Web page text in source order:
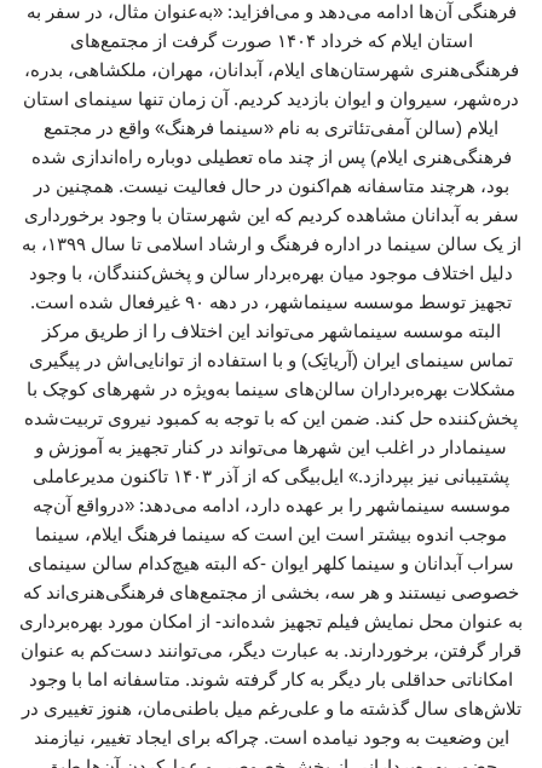
فرهنگی آن‌ها ادامه می‌دهد و می‌افزاید: «به‌عنوان مثال، در سفر به
استان ایلام که خرداد ۱۴۰۴ صورت گرفت از مجتمع‌های
فرهنگی‌هنری شهرستان‌های ایلام، آبدانان، مهران، ملکشاهی، بدره،
دره‌شهر، سیروان و ایوان بازدید کردیم. آن زمان تنها سینمای استان
ایلام (سالن آمفی‌تئاتری به نام «سینما فرهنگ» واقع در مجتمع
فرهنگی‌هنری ایلام) پس از چند ماه تعطیلی دوباره راه‌اندازی شده
بود، هرچند متاسفانه هم‌اکنون در حال فعالیت نیست. همچنین در
سفر به آبدانان مشاهده کردیم که این شهرستان با وجود برخورداری
از یک سالن سینما در اداره فرهنگ و ارشاد اسلامی تا سال ۱۳۹۹، به
دلیل اختلاف موجود میان بهره‌بردار سالن و پخش‌کنندگان، با وجود
تجهیز توسط موسسه سینماشهر، در دهه ۹۰ غیرفعال شده است.
البته موسسه سینماشهر می‌تواند این اختلاف را از طریق مرکز
تماس سینمای ایران (آریاتِک) و با استفاده از توانایی‌اش در پیگیری
مشکلات بهره‌برداران سالن‌های سینما به‌ویژه در شهرهای کوچک با
پ‍خش‌کننده حل کند. ضمن این که با توجه به کمبود نیروی تربیت‌شده
سینمادار در اغلب این شهرها می‌تواند در کنار تجهیز به آموزش و
پشتیبانی نیز بپردازد.» ایل‌بیگی که از آذر ۱۴۰۳ تاکنون مدیرعاملی
موسسه سینماشهر را بر عهده دارد، ادامه می‌دهد: «درواقع آن‌چه
موجب اندوه بیشتر است این است که سینما فرهنگ ایلام، سینما
سراب آبدانان و سینما کلهر ایوان -که البته هیچ‌کدام سالن سینمای
خصوصی نیستند و هر سه، بخشی از مجتمع‌های فرهنگی‌هنری‌اند که
به عنوان محل نمایش فیلم تجهیز شده‌اند- از امکان مورد بهره‌برداری
قرار گرفتن، برخوردارند. به عبارت دیگر، می‌توانند دست‌کم به عنوان
امکاناتی حداقلی بار دیگر به کار گرفته شوند. متاسفانه اما با وجود
تلاش‌های سال گذشته ما و علی‌رغم میل باطنی‌مان، هنوز تغییری در
این وضعیت به وجود نیامده است. چراکه برای ایجاد تغییر، نیازمند